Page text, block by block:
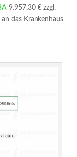
9.957,30 € zzgl.
das Krankenhaus